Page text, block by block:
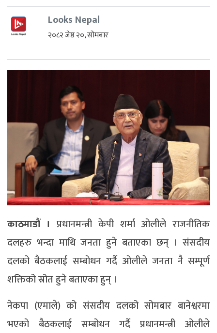
Looks Nepal
२०८२ जेष्ठ २०, सोमबार
काठमाडौं । प्रधानमन्त्री केपी शर्मा ओलीले राजनीतिक
दलहरु भन्दा माथि जनता हुने बताएका छन् । संसदीय
दलको बैठकलाई सम्बोधन गर्दै ओलीले जनता नै सम्पूर्ण
शक्तिको स्रोत हुने बताएका हुन् ।
नेकपा (एमाले) को संसदीय दलको सोमबार बानेश्वरमा
भएको बैठकलाई सम्बोधन गर्दै प्रधानमन्त्री ओलीले